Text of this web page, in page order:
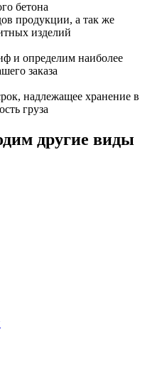
бетона
продукции, а так же
изделий
и определим наиболее
заказа
надлежащее хранение в
груза
другие виды